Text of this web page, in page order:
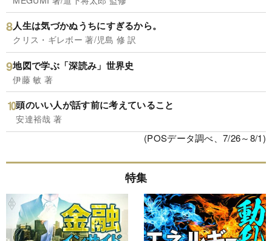
人生は気づかぬうちにすぎるから。
クリス・ギレボー 著/児島 修 訳
地図で学ぶ「深読み」世界史
伊藤 敏 著
頭のいい人が話す前に考えていること
安達裕哉 著
(POSデータ調べ、7/26～8/1)
特集